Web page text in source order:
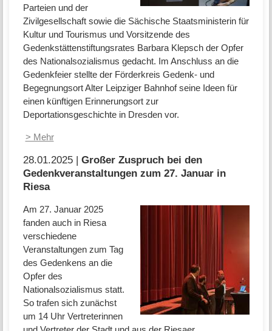
Parteien und der
Zivilgesellschaft sowie die Sächische Staatsministerin für
Kultur und Tourismus und Vorsitzende des
Gedenkstättenstiftungsrates Barbara Klepsch der Opfer
des Nationalsozialismus gedacht. Im Anschluss an die
Gedenkfeier stellte der Förderkreis Gedenk- und
Begegnungsort Alter Leipziger Bahnhof seine Ideen für
einen künftigen Erinnerungsort zur
Deportationsgeschichte in Dresden vor.
> Mehr
28.01.2025 | Großer Zuspruch bei den
Gedenkveranstaltungen zum 27. Januar in
Riesa
Am 27. Januar 2025
fanden auch in Riesa
verschiedene
Veranstaltungen zum Tag
des Gedenkens an die
Opfer des
Nationalsozialismus statt.
So trafen sich zunächst
um 14 Uhr Vertreterinnen